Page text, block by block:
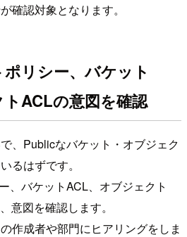
確認対象となります。
リシー、バケット
ACLの意図を確認
、Publicなバケット・オブジェク
るはずです。
、バケットACL、オブジェクト
意図を確認します。
作成者や部門にヒアリングをしま